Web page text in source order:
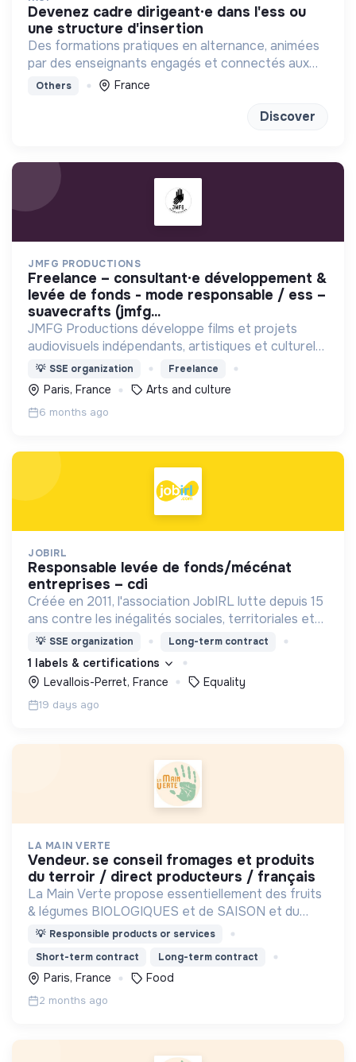
devenez cadre dirigeant·e dans l'ess ou
une structure d'insertion
Des formations pratiques en alternance, animées
par des enseignants engagés et connectés aux
réalités sociales, basées sur la coopération et
Others France
Discover
JMFG PRODUCTIONS
freelance – consultant·e développement &
levée de fonds - mode responsable / ess –
suavecrafts (jmfg...
JMFG Productions développe films et projets
audiovisuels indépendants, artistiques et culturels.
Engagée dans l’ESS, elle soutient la création, la
culture et des projets porteurs de sens.
💡 SSE organization Freelance
Paris, France Arts and culture
6 months ago
JOBIRL
responsable levée de fonds/mécénat
entreprises – cdi
Créée en 2011, l'association JobIRL lutte depuis 15
ans contre les inégalités sociales, territoriales et
de genre dans l’orientation et l’insertion
professionnelle.
💡 SSE organization Long-term contract
1 labels & certifications
Levallois-Perret, France
Equality
19 days ago
LA MAIN VERTE
vendeur. se conseil fromages et produits
du terroir / direct producteurs / français
La Main Verte propose essentiellement des fruits
& légumes BIOLOGIQUES et de SAISON et du
vrac, en DIRECT PRODUCTEURS et ZÉRO
juste.
💡 Responsible products or services
Short-term contract
Long-term contract
Paris, France Food
2 months ago